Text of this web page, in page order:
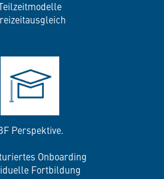
Teilzeitmodelle
Perspektive.
Onboarding
Fortbildung